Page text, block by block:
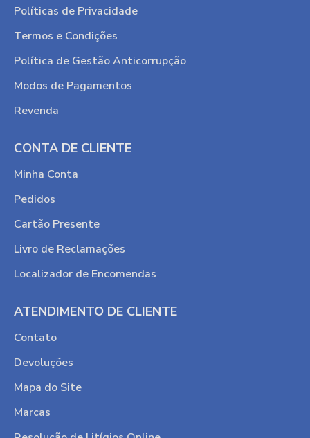
Políticas de Privacidade
Termos e Condições
Política de Gestão Anticorrupção
Modos de Pagamentos
Revenda
CONTA DE CLIENTE
Minha Conta
Pedidos
Cartão Presente
Livro de Reclamações
Localizador de Encomendas
ATENDIMENTO DE CLIENTE
Contato
Devoluções
Mapa do Site
Marcas